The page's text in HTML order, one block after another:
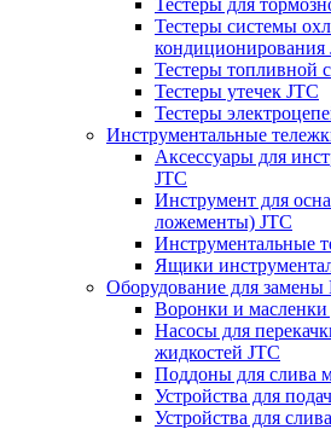
Тестеры системы
кондиционирования
Тестеры топливной
Тестеры утечек JTC
Тестеры
Инструментальные
Аксессуары для
JTC
Инструмент для
ложементы) JTC
Инструментальные
Ящики
Оборудование для
Воронки и масленки
Насосы для
жидкостей JTC
Поддоны для слива
Устройства для
Устройства для